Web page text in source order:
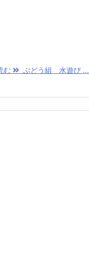
む ぶどう組 水遊び ...